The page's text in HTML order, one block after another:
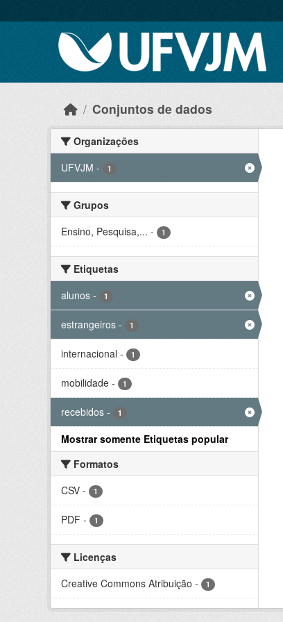
Conjuntos de dados
Organizações
UFVJM - 1
Grupos
Ensino, Pesquisa,... - 1
Etiquetas
alunos - 1
estrangeiros - 1
internacional - 1
mobilidade - 1
recebidos - 1
Mostrar somente Etiquetas popular
Formatos
CSV - 1
PDF - 1
Licenças
Creative Commons Atribuição - 1